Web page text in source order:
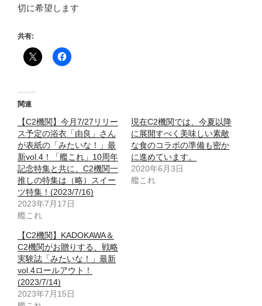
切に希望します
共有:
関連
【C2機関】今月7/27リリー
ス予定の浴衣「由良」さん
が表紙の「みたいな！」最
新vol.4！「艦これ」10周年
記念特集と共に、C2機関一
推しの特集は（略）スイー
ツ特集！(2023/7/16)
2023年7月17日
艦これ
現在C2機関では、今夏以降
に展開すべく美味しい素敵
な食のコラボの準備も密か
に進めています。
2020年6月3日
艦これ
【C2機関】KADOKAWA＆
C2機関がお贈りする、戦略
実験誌「みたいな！」最新
vol.4ロールアウト！
(2023/7/14)
2023年7月15日